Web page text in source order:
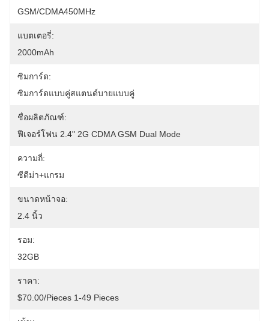
GSM/CDMA450MHz
แบตเตอรี่:
2000mAh
ซิมการ์ด:
ซิมการ์ดแบบคู่สแตนด์บายแบบคู่
ชื่อผลิตภัณฑ์:
ฟีเจอร์โฟน 2.4" 2G CDMA GSM Dual Mode
ความถี่:
ซีดีม่า+แกรม
ขนาดหน้าจอ:
2.4 นิ้ว
รอม:
32GB
ราคา:
$70.00/pieces 1-49 Pieces